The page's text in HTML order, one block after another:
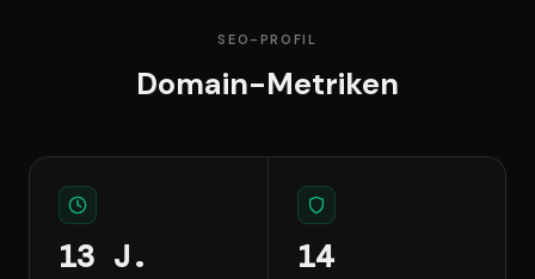
SEO-PROFIL
Domain-Metriken
13 J. 14